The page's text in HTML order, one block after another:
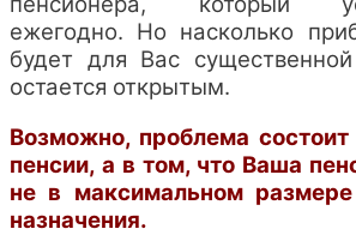
ежегодно. Но насколько
будет для Вас
остается открытым.
Возможно, проблема
пенсии, а в том, что Ваша
не в максимальном
назначения.